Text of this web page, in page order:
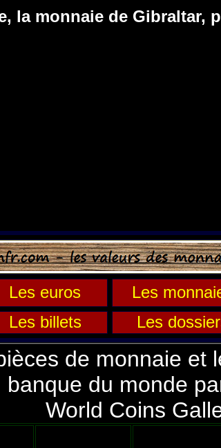
la monnaie de Gibraltar,
Les euros Les
Les billets Les
de monnaie et
banque du monde
World Coins